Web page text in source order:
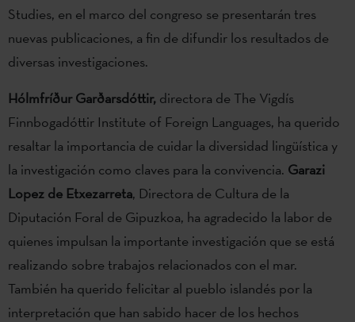
Studies, en el marco del congreso se presentarán tres
nuevas publicaciones, a fin de difundir los resultados de
diversas investigaciones.
Hólmfríður Garðarsdóttir, directora de The Vigdís
Finnbogadóttir Institute of Foreign Languages, ha querido
resaltar la importancia de cuidar la diversidad lingüística y
la investigación como claves para la convivencia. Garazi
Lopez de Etxezarreta, Directora de Cultura de la
Diputación Foral de Gipuzkoa, ha agradecido la labor de
quienes impulsan la importante investigación que se está
realizando sobre trabajos relacionados con el mar.
También ha querido felicitar al pueblo islandés por la
interpretación que han sabido hacer de los hechos